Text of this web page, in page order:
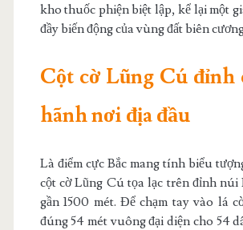
kho thuốc phiện biệt lập, kể lại một
đầy biến động của vùng đất biên
Cột cờ Lũng Cú đỉnh
hãnh nơi địa đầu
Là điểm cực Bắc mang tính biểu
cột cờ Lũng Cú tọa lạc trên đỉnh núi
gần 1500 mét. Để chạm tay vào lá
đúng 54 mét vuông đại diện cho 54